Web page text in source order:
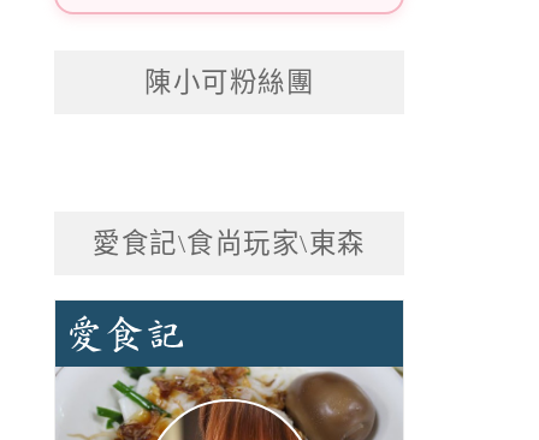
陳小可粉絲團
愛食記\食尚玩家\東森